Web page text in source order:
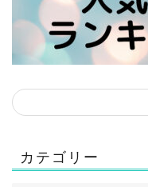
カテゴリー